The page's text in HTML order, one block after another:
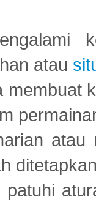
atau
membuat
atau
patuhi